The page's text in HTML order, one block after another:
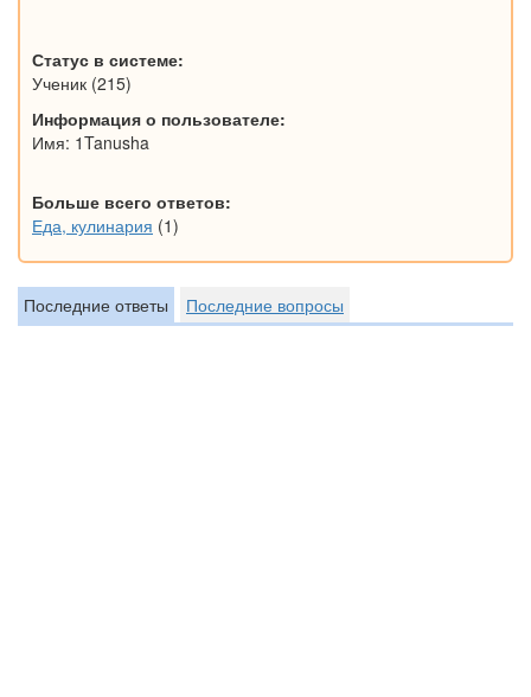
Статус в системе:
Ученик (215)
Информация о пользователе:
Имя: 1Tanusha
Больше всего ответов:
Еда, кулинария (1)
Последние ответы Последние вопросы